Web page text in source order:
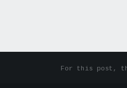
For this post,